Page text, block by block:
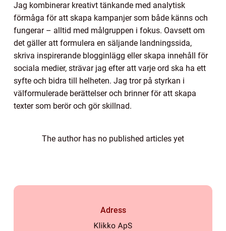
Jag kombinerar kreativt tänkande med analytisk
förmåga för att skapa kampanjer som både känns och
fungerar – alltid med målgruppen i fokus. Oavsett om
det gäller att formulera en säljande landningssida,
skriva inspirerande blogginlägg eller skapa innehåll för
sociala medier, strävar jag efter att varje ord ska ha ett
syfte och bidra till helheten. Jag tror på styrkan i
välformulerade berättelser och brinner för att skapa
texter som berör och gör skillnad.
The author has no published articles yet
Adress